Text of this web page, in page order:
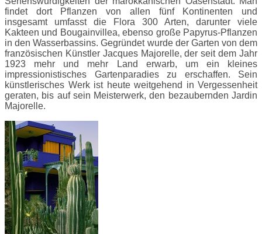
findet dort Pflanzen von allen fünf Kontinenten und
insgesamt umfasst die Flora 300 Arten, darunter viele
Kakteen und Bougainvillea, ebenso große Papyrus-Pflanzen
in den Wasserbassins. Gegründet wurde der Garten von dem
französischen Künstler Jacques Majorelle, der seit dem Jahr
1923 mehr und mehr Land erwarb, um ein kleines
impressionistisches Gartenparadies zu erschaffen. Sein
künstlerisches Werk ist heute weitgehend in Vergessenheit
geraten, bis auf sein Meisterwerk, den bezaubernden Jardin
Majorelle.